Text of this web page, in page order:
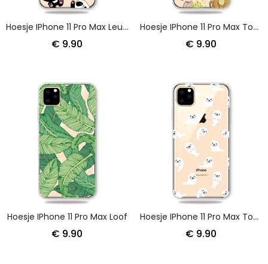
Hoesje IPhone 11 Pro Max Leuke Panda'S
€ 9.90
Hoesje IPhone 11 Pro Max Top Teddyberen
€ 9.90
Hoesje IPhone 11 Pro Max Loof
€ 9.90
Hoesje IPhone 11 Pro Max Topzeeleeuwen
€ 9.90